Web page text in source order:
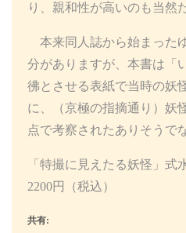
り、親和性が高いのも当然
本来同人誌から始まった
分がありますが、本書は「
彿とさせる表紙で当時の妖
に、（京極の指摘通り）妖
点で考察されたありそうで
「特撮に見えたる妖怪」
2200円（税込）
共有: